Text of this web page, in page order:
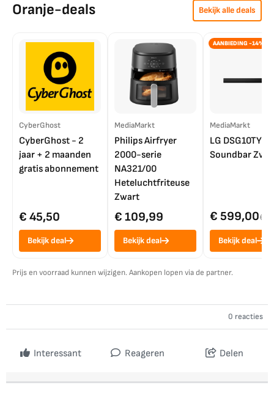
Oranje-deals Bekijk alle deals
CyberGhost
CyberGhost - 2
jaar + 2 maanden
gratis abonnement
€ 45,50
Bekijk deal
MediaMarkt
Philips Airfryer
2000-serie
NA321/00
Heteluchtfriteuse
Zwart
€ 109,99
Bekijk deal
AANBIEDING -14%
MediaMarkt
LG DSG10TY
Soundbar
€ 599,00€
Bekijk deal
Prijs en voorraad kunnen wijzigen. Aankopen lopen via de partner.
0 reacties
Interessant Reageren Delen